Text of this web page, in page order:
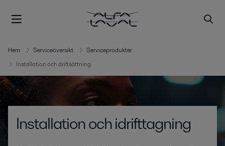
Hem Serviceöversikt
Serviceprodukter
Installation och driftsättning
Installation och idrifttagning